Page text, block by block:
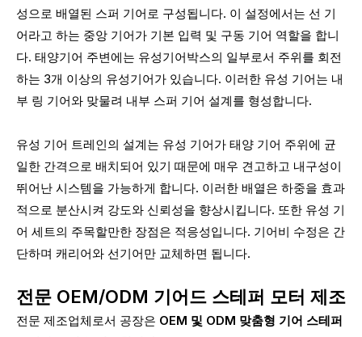
성으로 배열된 스퍼 기어로 구성됩니다. 이 설정에서는 선 기
어라고 하는 중앙 기어가 기본 입력 및 구동 기어 역할을 합니
다. 태양기어 주변에는 유성기어박스의 일부로서 주위를 회전
하는 3개 이상의 유성기어가 있습니다. 이러한 유성 기어는 내
부 링 기어와 맞물려 내부 스퍼 기어 설계를 형성합니다.
유성 기어 트레인의 설계는 유성 기어가 태양 기어 주위에 균
일한 간격으로 배치되어 있기 때문에 매우 견고하고 내구성이
뛰어난 시스템을 가능하게 합니다. 이러한 배열은 하중을 효과
적으로 분산시켜 강도와 신뢰성을 향상시킵니다. 또한 유성 기
어 세트의 주목할만한 장점은 적응성입니다. 기어비 수정은 간
단하며 캐리어와 선기어만 교체하면 됩니다.
전문 OEM/ODM 기어드 스테퍼 모터 제조
전문 제조업체로서 공장은 OEM 및 ODM 맞춤형 기어 스테퍼